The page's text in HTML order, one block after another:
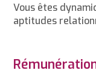
Vous êtes
aptitudes